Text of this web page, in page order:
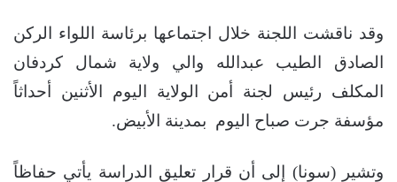
وقد ناقشت اللجنة خلال اجتماعها برئاسة اللواء الركن
الصادق الطيب عبدالله والي ولاية شمال كردفان
المكلف رئيس لجنة أمن الولاية اليوم الأثنين أحداثاً
مؤسفة جرت صباح اليوم بمدينة الأبيض.
وتشير (سونا) إلى أن قرار تعليق الدراسة يأتي حفاظاً